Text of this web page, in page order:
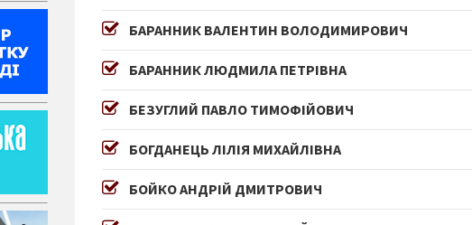
БАРАННИК ВАЛЕНТИН ВОЛОДИМИРОВИЧ
БАРАННИК ЛЮДМИЛА ПЕТРІВНА
БЕЗУГЛИЙ ПАВЛО ТИМОФІЙОВИЧ
БОГДАНЕЦЬ ЛІЛІЯ МИХАЙЛІВНА
БОЙКО АНДРІЙ ДМИТРОВИЧ